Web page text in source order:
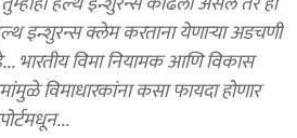
इन्शुरन्स क्लेम करताना येणाऱ्या अडचणी
विमाधारकांना कसा फायदा होणार